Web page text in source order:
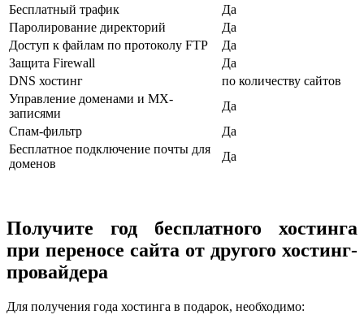
Бесплатный трафик
Да
Паролирование директорий
Да
Доступ к файлам по протоколу FTP
Да
Защита Firewall
Да
DNS хостинг
по количеству сайтов
Управление доменами и MX-
записями
Да
Спам-фильтр
Да
Бесплатное подключение почты для
доменов
Да
Получите год бесплатного хостинга
при переносе сайта от другого хостинг-
провайдера
Для получения года хостинга в подарок, необходимо: